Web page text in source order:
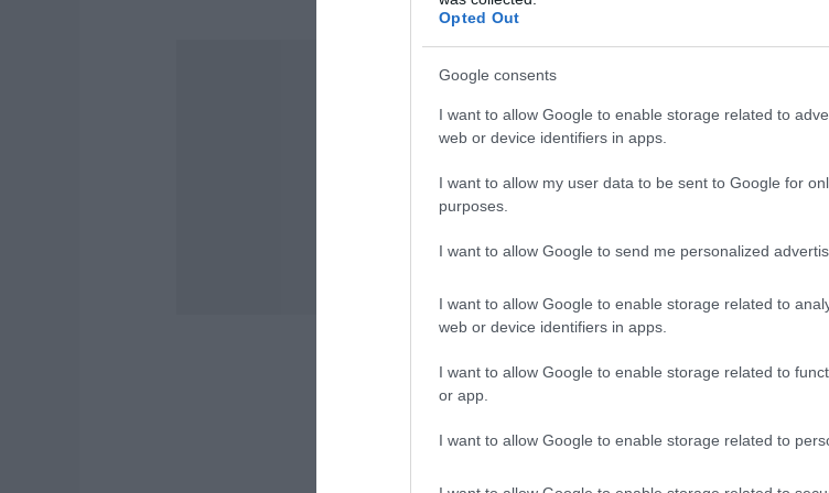
Opted Out
Google consents
I want to allow Google to enable storage related to
web or device identifiers in apps.
I want to allow my user data to be sent to Google for
purposes.
I want to allow Google to send me personalized
I want to allow Google to enable storage related to
web or device identifiers in apps.
I want to allow Google to enable storage related to
or app.
I want to allow Google to enable storage related to